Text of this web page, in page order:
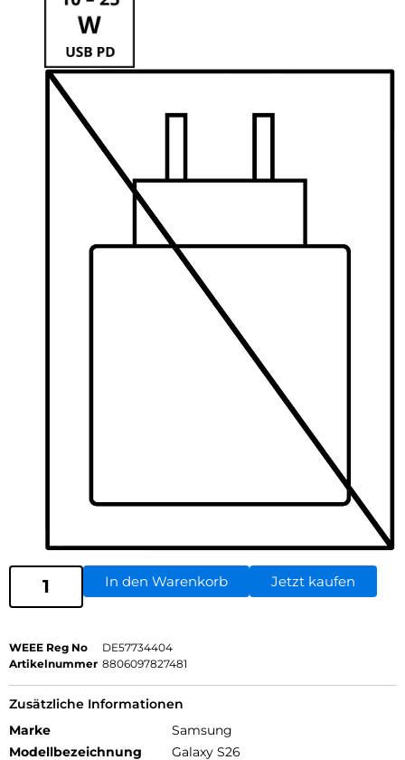
In den Warenkorb Jetzt kaufen
WEEE Reg No
DE57734404
Artikelnummer 8806097827481
Zusätzliche Informationen
Marke
Samsung
Modellbezeichnung
Galaxy S26